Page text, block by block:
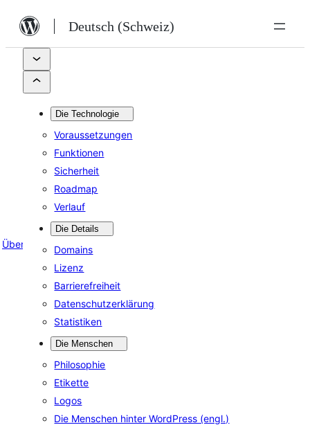
Zum
Inhalt
springen
Deutsch (Schweiz)
Über
Die Technologie
Voraussetzungen
Funktionen
Sicherheit
Roadmap
Verlauf
Die Details
Domains
Lizenz
Barrierefreiheit
Datenschutzerklärung
Statistiken
Die Menschen
Philosophie
Etikette
Logos
Die Menschen hinter WordPress (engl.)